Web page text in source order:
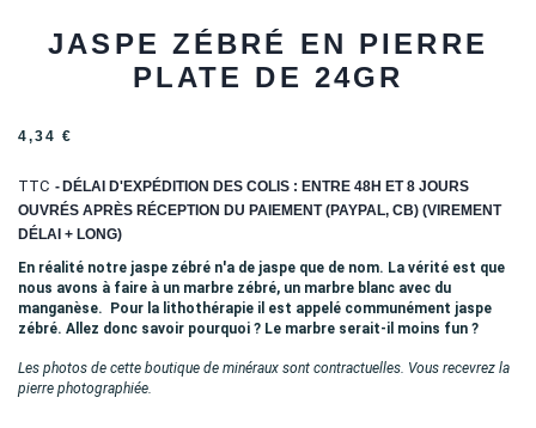
JASPE ZÉBRÉ EN PIERRE
PLATE DE 24GR
4,34 €
TTC
DÉLAI D'EXPÉDITION DES COLIS : ENTRE 48H ET 8 JOURS
OUVRÉS APRÈS RÉCEPTION DU PAIEMENT (PAYPAL, CB) (VIREMENT
DÉLAI + LONG)
En réalité notre jaspe zébré n'a de jaspe que de nom. La vérité est que
nous avons à faire à un marbre zébré, un marbre blanc avec du
manganèse. Pour la lithothérapie il est appelé communément jaspe
zébré. Allez donc savoir pourquoi ? Le marbre serait-il moins fun ?
Les photos de cette boutique de minéraux sont contractuelles. Vous recevrez la
pierre photographiée.